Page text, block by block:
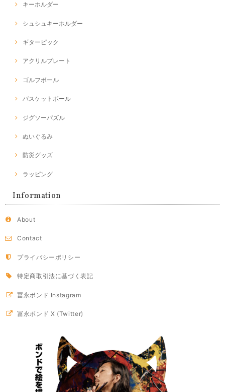
キーホルダー
シュシュキーホルダー
ギターピック
アクリルプレート
ゴルフボール
バスケットボール
ジグソーパズル
ぬいぐるみ
防災グッズ
ラッピング
Information
About
Contact
プライバシーポリシー
特定商取引法に基づく表記
冨永ボンド Instagram
冨永ボンド X (Twitter)